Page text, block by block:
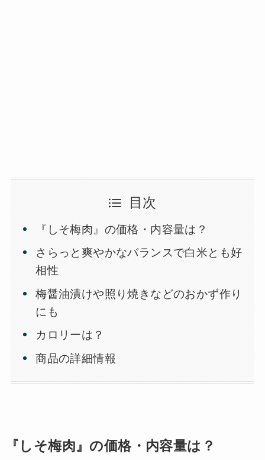
目次
『しそ梅肉』の価格・内容量は？
さらっと爽やかなバランスで白米とも好
相性
梅醤油漬けや照り焼きなどのおかず作り
にも
カロリーは？
商品の詳細情報
『しそ梅肉』の価格・内容量は？